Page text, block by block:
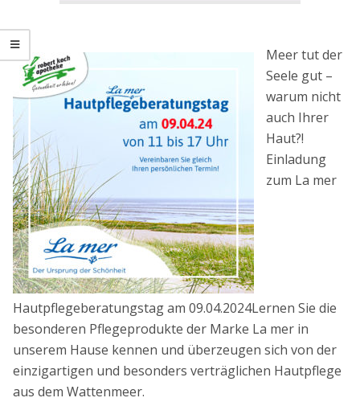
Meer tut der
Seele gut –
warum nicht
auch Ihrer
Haut?!
Einladung
zum La mer
Hautpflegeberatungstag am 09.04.2024Lernen Sie die
besonderen Pflegeprodukte der Marke La mer in
unserem Hause kennen und überzeugen sich von der
einzigartigen und besonders verträglichen Hautpflege
aus dem Wattenmeer.